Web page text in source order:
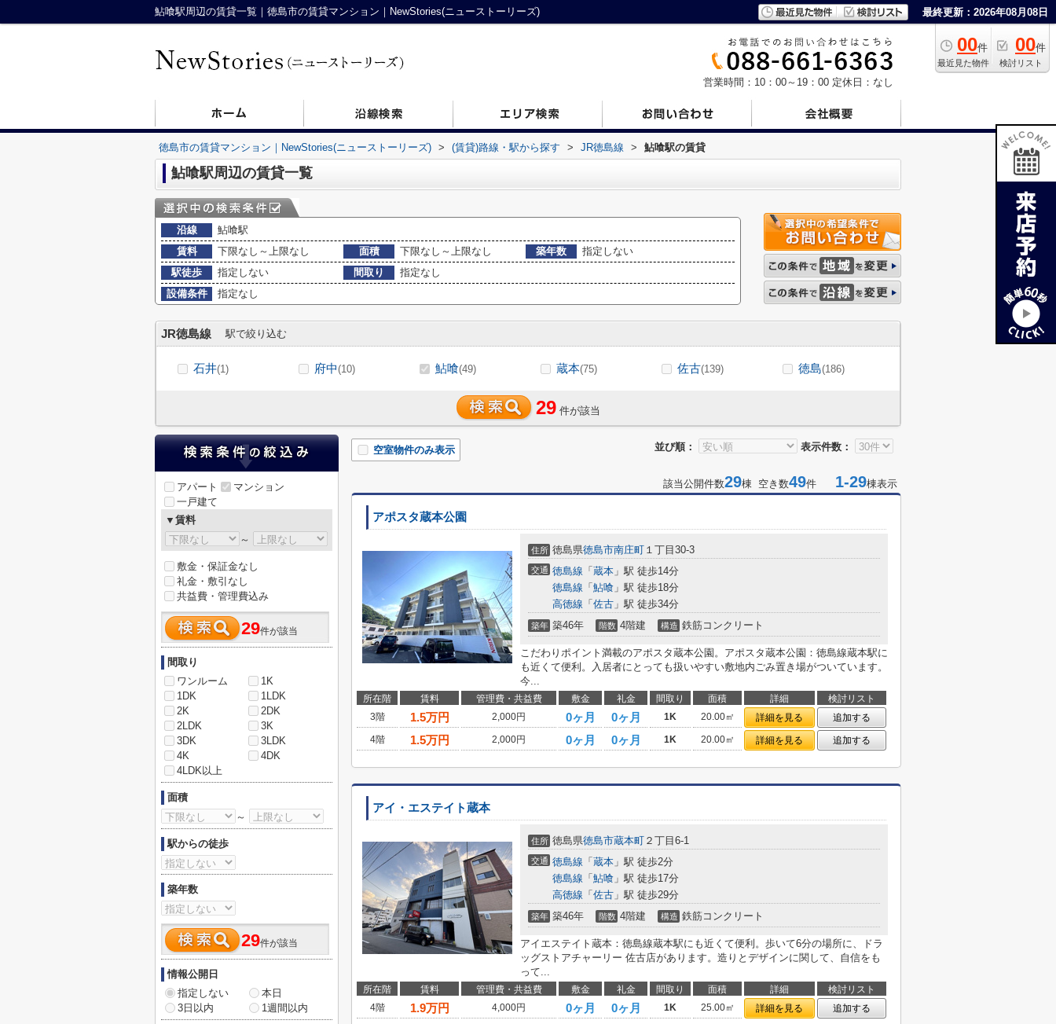
鮎喰駅周辺の賃貸一覧｜徳島市の賃貸マンション｜NewStories(ニューストーリーズ) 最終更新：2026年08月08日
00件
最近見た物件
00件
検討リスト
営業時間：10：00～19：00 定休日：なし
徳島市の賃貸マンション｜NewStories(ニューストーリーズ) > (賃貸)路線・駅から探す > JR徳島線 > 鮎喰駅の賃貸
鮎喰駅周辺の賃貸一覧
沿線
鮎喰駅
賃料
下限なし～上限なし 面積 下限なし～上限なし 築年数
指定しない
駅徒歩
指定しない 間取り
指定なし
設備条件
指定なし
JR徳島線 駅で絞り込む
石井(1) 府中(10) 鮎喰(49) 蔵本(75) 佐古(139) 徳島(186)
29 件が該当
並び順： 表示件数：
空室物件のみ表示
該当公開件数29棟 空き数49件 1-29棟表示
アポスタ蔵本公園
住所 徳島県徳島市南庄町 １丁目30-3
交通 徳島線 「 蔵本 」駅 徒歩14分
徳島線 「 鮎喰 」駅 徒歩18分
高徳線 「 佐古 」駅 徒歩34分
築年 築46年 階数 4階建 構造 鉄筋コンクリート
こだわりポイント満載のアポスタ蔵本公園。アポスタ蔵本公園：徳島線蔵本駅に
も近くて便利。入居者にとっても扱いやすい敷地内ごみ置き場がついています。
今...
所在階 賃料 管理費・共益費 敷金 礼金 間取り 面積 詳細
検討リスト
3階
1.5万円 2,000円 0ヶ月 0ヶ月 1K 20.00㎡ 詳細を見る
追加する
4階
1.5万円 2,000円 0ヶ月 0ヶ月 1K 20.00㎡ 詳細を見る 追加する
アイ・エステイト蔵本
住所 徳島県徳島市蔵本町 ２丁目6-1
交通 徳島線 「 蔵本 」駅 徒歩2分
徳島線 「 鮎喰 」駅 徒歩17分
高徳線 「 佐古 」駅 徒歩29分
築年 築46年 階数 4階建 構造 鉄筋コンクリート
アイエステイト蔵本：徳島線蔵本駅にも近くて便利。歩いて6分の場所に、ドラ
ッグストアチャーリー 佐古店があります。造りとデザインに関して、自信をも
って...
所在階 賃料 管理費・共益費 敷金 礼金 間取り 面積 詳細
検討リスト
4階
1.9万円 4,000円 0ヶ月 0ヶ月 1K 25.00㎡ 詳細を見る 追加する
アパート
マンション
一戸建て
▼賃料
～
敷金・保証金なし
礼金・敷引なし
共益費・管理費込み
29件が該当
間取り
ワンルーム
1K
1DK
1LDK
2K
2DK
2LDK
3K
3DK
3LDK
4K
4DK
4LDK以上
面積
～
駅からの徒歩
築年数
29件が該当
情報公開日
指定しない
本日
3日以内
1週間以内